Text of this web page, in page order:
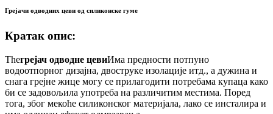
Грејачи одводних цеви од силиконске гуме
Кратак опис:
Theгрејач одводне цевиИма предности потпуно
водоотпорног дизајна, двоструке изолације итд., а дужина и
снага грејне жице могу се прилагодити потребама купаца како
би се задовољила употреба на различитим местима. Поред
тога, због мекоће силиконског материјала, лако се инсталира и